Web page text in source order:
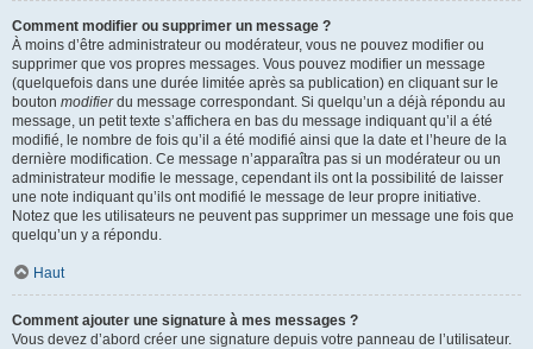
Comment modifier ou supprimer un message ?
À moins d’être administrateur ou modérateur, vous ne pouvez modifier ou
supprimer que vos propres messages. Vous pouvez modifier un message
(quelquefois dans une durée limitée après sa publication) en cliquant sur le
bouton modifierdu message correspondant. Si quelqu’un a déjà répondu au
message, un petit texte s’affichera en bas du message indiquant qu’il a été
modifié, le nombre de fois qu’il a été modifié ainsi que la date et l’heure de la
dernière modification. Ce message n’apparaîtra pas si un modérateur ou un
administrateur modifie le message, cependant ils ont la possibilité de laisser
une note indiquant qu’ils ont modifié le message de leur propre initiative.
Notez que les utilisateurs ne peuvent pas supprimer un message une fois que
quelqu’un y a répondu.
Haut
Comment ajouter une signature à mes messages ?
Vous devez d’abord créer une signature depuis votre panneau de l’utilisateur.